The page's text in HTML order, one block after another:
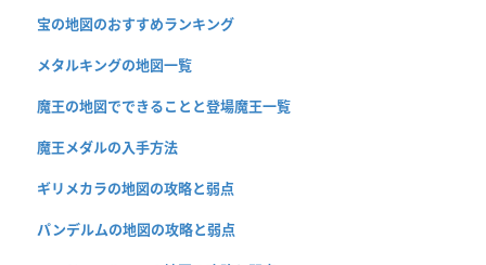
宝の地図のおすすめランキング
メタルキングの地図一覧
魔王の地図でできることと登場魔王一覧
魔王メダルの入手方法
ギリメカラの地図の攻略と弱点
パンデルムの地図の攻略と弱点